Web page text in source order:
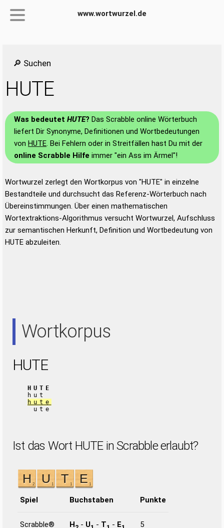
www.wortwurzel.de
🔎 Suchen
HUTE
Was bedeutet HUTE? Das Scrabble online Wörterbuch
liefert Dir Synonyme, Definitionen und Wortbedeutungen
von HUTE. Bei Fehlern oder in Streitfällen hast Du mit der
online Scrabble Hilfe immer "ein Ass im Ärmel"!
Wortwurzel zerlegt den Wortkorpus von "HUTE" in einzelne
Bestandteile und durchsucht das Referenz-Wörterbuch nach
Übereinstimmungen. Über einen mathematischen
Wortextraktions-Algorithmus versucht Wortwurzel, Aufschluss
zur semantischen Herkunft, Definition und Wortbedeutung von
HUTE abzuleiten.
Wortkorpus
HUTE
HUTE
hut
hute
ute
Ist das Wort HUTE in Scrabble erlaubt?
Spiel Buchstaben Punkte
Scrabble® H - U - T - E 5